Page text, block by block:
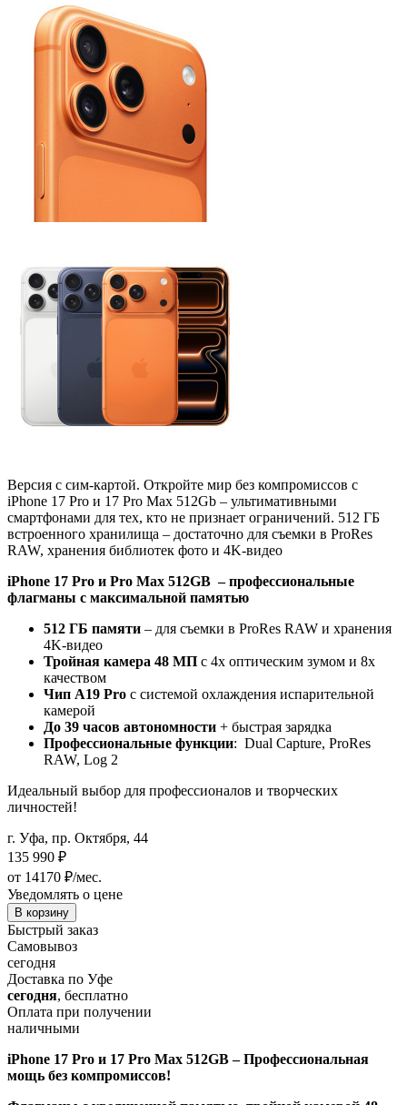
Версия с сим-картой. Откройте мир без компромиссов с
iPhone 17 Pro и 17 Pro Max 512Gb – ультимативными
смартфонами для тех, кто не признает ограничений. 512 ГБ
встроенного хранилища – достаточно для съемки в ProRes
RAW, хранения библиотек фото и 4K-видео
iPhone 17 Pro и Pro Max 512GB – профессиональные
флагманы с максимальной памятью
512 ГБ памяти – для съемки в ProRes RAW и хранения
4K-видео
Тройная камера 48 МП с 4x оптическим зумом и 8x
качеством
Чип A19 Pro с системой охлаждения испарительной
камерой
До 39 часов автономности + быстрая зарядка
Профессиональные функции: Dual Capture, ProRes
RAW, Log 2
Идеальный выбор для профессионалов и творческих
личностей!
г. Уфа, пр. Октября, 44
135 990 ₽
от 14170 ₽/мес.
Уведомлять о цене
В корзину
Быстрый заказ
Самовывоз
сегодня
Доставка по Уфе
сегодня, бесплатно
Оплата при получении
наличными
iPhone 17 Pro и 17 Pro Max 512GB – Профессиональная
мощь без компромиссов!